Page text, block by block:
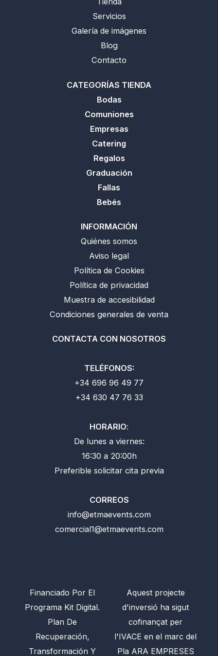
a
m
p
Servicios
Galería de imágenes
Blog
Contacto
CATEGORÍAS TIENDA
Bodas
Comuniones
Empresas
Catering
Regalos
Graduación
Fallas
Bebés
INFORMACIÓN
Quiénes somos
Aviso legal
Política de Cookies
Política de privacidad
Muestra de accesibilidad
Condiciones generales de venta
CONTACTA CON NOSOTROS
TELÉFONOS:
+34 696 96 49 77
+34 630 47 76 33
HORARIO:
De lunes a viernes:
16:30 a 20:00h
Preferible solicitar cita previa
CORREOS
info@etmaevents.com
comercial1@etmaevents.com
Financiado Por El
Programa Kit Digital.
Plan De
Recuperación,
Transformación Y
Aquest projecte
d'inversió ha sigut
cofinançat per
l'IVACE en el marc del
Pla ARA EMPRESES